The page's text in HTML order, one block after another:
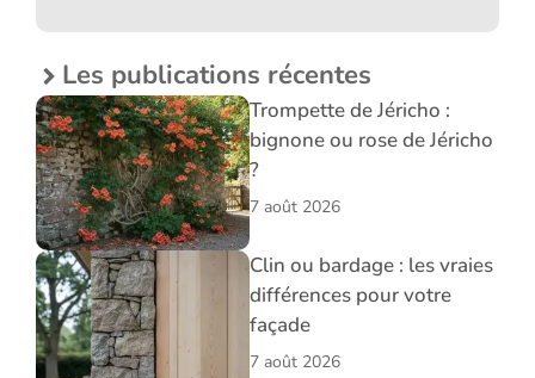
Les publications récentes
Trompette de Jéricho :
bignone ou rose de Jéricho
?
7 août 2026
Clin ou bardage : les vraies
différences pour votre
façade
7 août 2026